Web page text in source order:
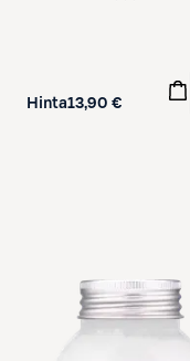
Hinta13,90 €